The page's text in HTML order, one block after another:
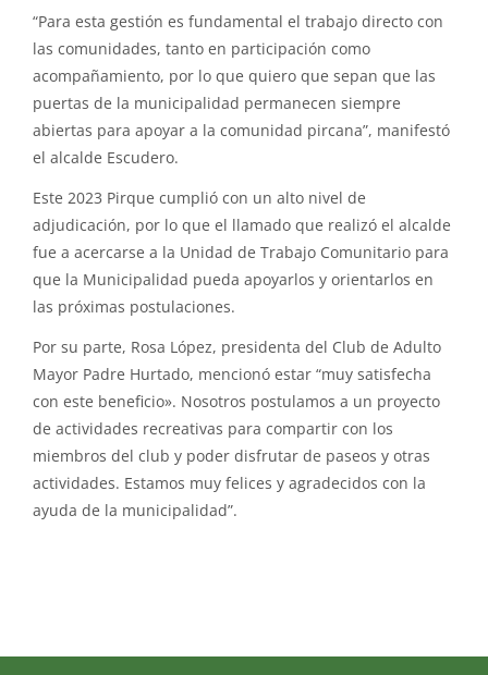
“Para esta gestión es fundamental el trabajo directo con
las comunidades, tanto en participación como
acompañamiento, por lo que quiero que sepan que las
puertas de la municipalidad permanecen siempre
abiertas para apoyar a la comunidad pircana”, manifestó
el alcalde Escudero.
Este 2023 Pirque cumplió con un alto nivel de
adjudicación, por lo que el llamado que realizó el alcalde
fue a acercarse a la Unidad de Trabajo Comunitario para
que la Municipalidad pueda apoyarlos y orientarlos en
las próximas postulaciones.
Por su parte, Rosa López, presidenta del Club de Adulto
Mayor Padre Hurtado, mencionó estar “muy satisfecha
con este beneficio». Nosotros postulamos a un proyecto
de actividades recreativas para compartir con los
miembros del club y poder disfrutar de paseos y otras
actividades. Estamos muy felices y agradecidos con la
ayuda de la municipalidad”.